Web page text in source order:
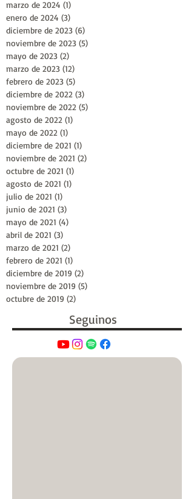
marzo de 2024 (1)
enero de 2024 (3)
diciembre de 2023 (6)
noviembre de 2023 (5)
mayo de 2023 (2)
marzo de 2023 (12)
febrero de 2023 (5)
diciembre de 2022 (3)
noviembre de 2022 (5)
agosto de 2022 (1)
mayo de 2022 (1)
diciembre de 2021 (1)
noviembre de 2021 (2)
octubre de 2021 (1)
agosto de 2021 (1)
julio de 2021 (1)
junio de 2021 (3)
mayo de 2021 (4)
abril de 2021 (3)
marzo de 2021 (2)
febrero de 2021 (1)
diciembre de 2019 (2)
noviembre de 2019 (5)
octubre de 2019 (2)
Seguinos